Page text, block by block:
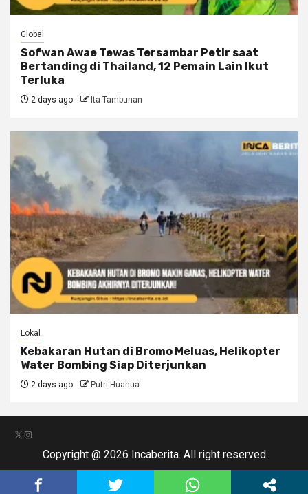
Global
Sofwan Awae Tewas Tersambar Petir saat
Bertanding di Thailand, 12 Pemain Lain Ikut
Terluka
2 days ago Ita Tambunan
Lokal
Kebakaran Hutan di Bromo Meluas, Helikopter
Water Bombing Siap Diterjunkan
2 days ago Putri Huahua
X Instagram
Copyright @ 2026 Incaberita. All right reserved